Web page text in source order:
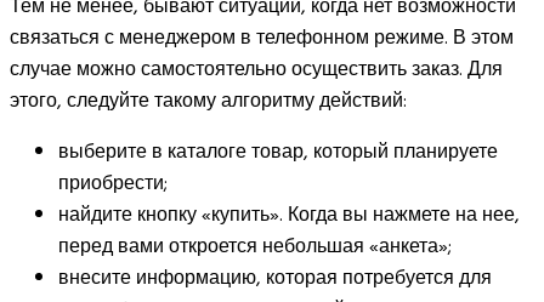
связаться с менеджером в телефонном режиме. В этом
случае можно самостоятельно осуществить заказ. Для
этого, следуйте такому алгоритму действий:
выберите в каталоге товар, который планируете
приобрести;
найдите кнопку «купить». Когда вы нажмете на нее,
перед вами откроется небольшая «анкета»;
внесите информацию, которая потребуется для